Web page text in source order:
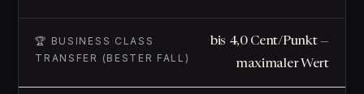
🏆 BUSINESS CLASS
TRANSFER (BESTER FALL)
bis 4,0 Cent/Punkt —
maximaler Wert